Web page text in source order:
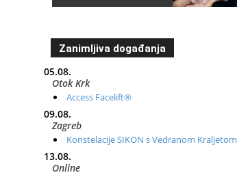
Zanimljiva događanja
05.08.
Otok Krk
Access Facelift®
09.08.
Zagreb
Konstelacije SIKON s Vedranom Kraljetom
13.08.
Online